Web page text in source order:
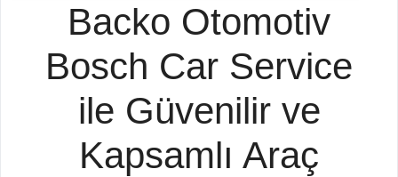
Backo Otomotiv
Bosch Car Service
ile Güvenilir ve
Kapsamlı Araç